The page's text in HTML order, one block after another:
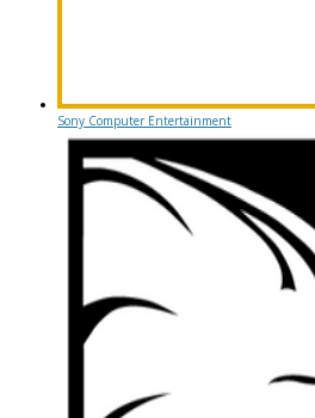
Sony Computer Entertainment